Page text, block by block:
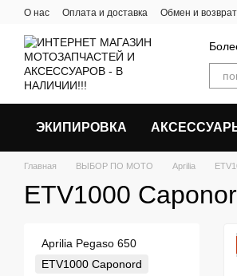
Перейти к основному контенту
О нас Оплата и доставка Обмен и возврат
ЭКИПИРОВКА
Главная ВЫБОР ПО МОТО Aprilia
ETV1000
Aprilia Pegaso 650
ETV1000 Caponord